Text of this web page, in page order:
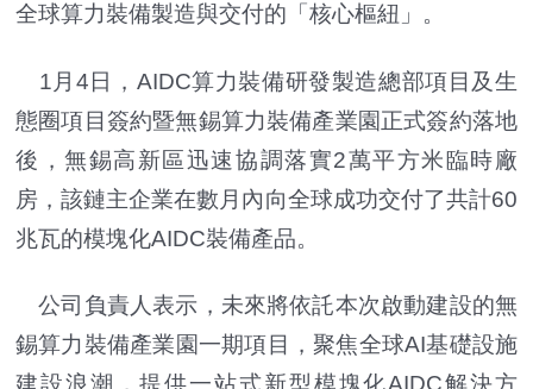
全球算力裝備製造與交付的「核心樞紐」。
1月4日，AIDC算力裝備研發製造總部項目及生
態圈項目簽約暨無錫算力裝備產業園正式簽約落地
後，無錫高新區迅速協調落實2萬平方米臨時廠
房，該鏈主企業在數月內向全球成功交付了共計60
兆瓦的模塊化AIDC裝備產品。
公司負責人表示，未來將依託本次啟動建設的無
錫算力裝備產業園一期項目，聚焦全球AI基礎設施
建設浪潮，提供一站式新型模塊化AIDC解決方